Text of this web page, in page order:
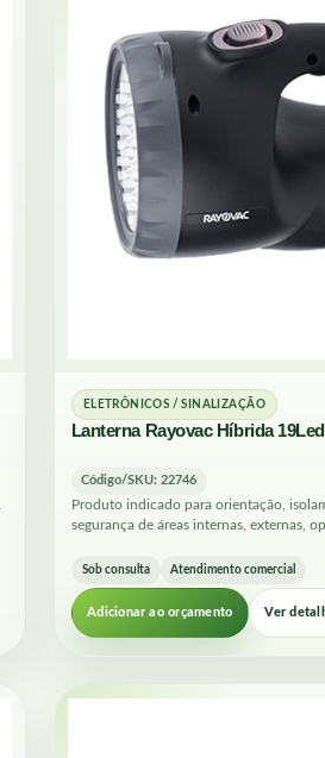
ELETRÔNICOS / SINALIZAÇÃO
Lanterna Rayovac Híbrida
Código/SKU: 22746
Produto indicado para orientação,
segurança de áreas internas, externas,
Sob consulta Atendimento comercial
Adicionar ao orçamento Ver